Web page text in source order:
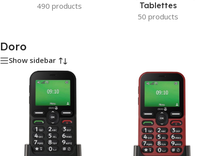
490 products
Tablettes
50 products
Doro
Show sidebar